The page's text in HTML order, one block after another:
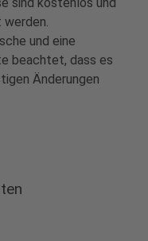
werden.
und eine
beachtet, dass es
Änderungen